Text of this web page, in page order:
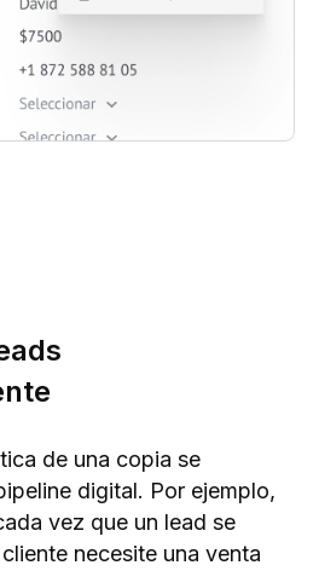
de una copia se
digital. Por ejemplo,
vez que un lead se
necesite una venta